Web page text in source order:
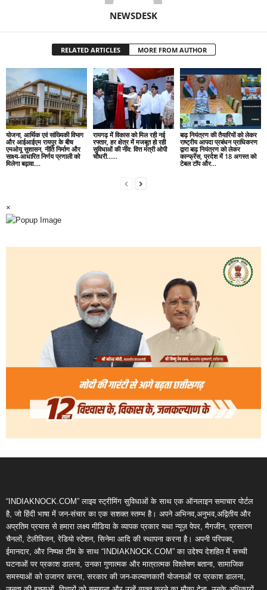
NEWSDESK
RELATED ARTICLES MORE FROM AUTHOR
योजना, आर्थिक एवं सांख्यिकी विभाग
और आईआईएम रायपुर के बीच
एमओयू सुशासन, नीति निर्माण और
साक्ष्य-आधारित निर्णय प्रणाली को
मिलेगा बढ़ावा….
रायगढ़ में विकास को मिल रही नई
रफ्तार, हर क्षेत्र में मजबूत हो रही
सुविधाओं की नींव: वित्त मंत्री ओपी
चौधरी……
बाढ़ नियंत्रण की तैयारियों को लेकर
राष्ट्रीय आपदा प्रबंधन प्राधिकरण
द्वारा बाढ़ नियंत्रण को लेकर
कान्फ्रेंस, प्रदेश में 18 अगस्त को
टेबल टॉप और...
×
“INDIAKNOCK.COM” लाइव स्ट्रीमिंग सुविधाओं के साथ एक ऑनलाइन समाचार पोर्टल
है, जो हिंदी भाषा में जन-संचार का एक सशक्त स्तम्भ है। अपने अभिनव,अनुभव,अद्वितीय और
अप्रतिम प्रयास से हमारा लक्ष्य मीडिया के व्यापक प्रकार यथा न्यूज़ पेपर, मैगजीन, प्रसारण
चैनलों, टेलीविजन, रेडियो स्टेशन, सिनेमा आदि की स्थापना करना है। अपनी परिपक्व,
ईमानदार, और निष्पक्ष टीम के साथ “INDIAKNOCK.COM” का उद्देश्य देशहित में सच्ची
घटनाओं पर प्रकाश डालना, उनका गुणात्मक और मात्रात्मक विश्लेषण बताना, सामाजिक
समस्याओं को उजागर करना, सरकार की जन-कल्याणकारी योजनाओं पर प्रकाश डालना,